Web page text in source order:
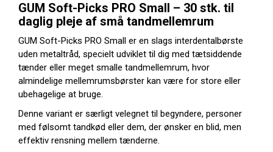
GUM Soft-Picks PRO Small – 30 stk. til
daglig pleje af små tandmellemrum
GUM Soft-Picks PRO Small er en slags interdentalbørste
uden metaltråd, specielt udviklet til dig med tætsiddende
tænder eller meget smalle tandmellemrum, hvor
almindelige mellemrumsbørster kan være for store eller
ubehagelige at bruge.
Denne variant er særligt velegnet til begyndere, personer
med følsomt tandkød eller dem, der ønsker en blid, men
effektiv rensning mellem tænderne.